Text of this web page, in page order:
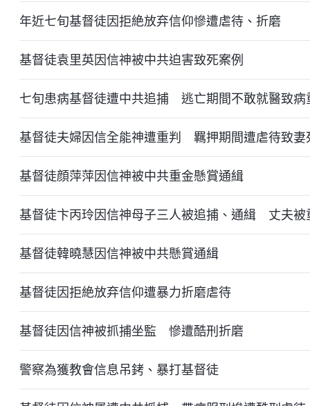
年近七旬基督徒因拒絶放弃信仰慘遭虐待、折磨
基督徒袁里英因信神被中共迫害致死案例
七旬患病基督徒遭中共追捕 逃亡期間不敢就醫致病
基督徒夫婦因信全能神遭重判 羈押期間遭虐待致妻
基督徒顔萍萍因信神被中共重金懸賞通緝
基督徒卞丙玲因信神母子三人被追捕、通緝 丈夫被
基督徒韓曉慧因信神被中共懸賞通緝
基督徒因拒絶放弃信仰遭暴力折磨虐待
基督徒因信神被抓捕坐監 慘遭酷刑折磨
警察為獲教會信息吊銬、暴打基督徒